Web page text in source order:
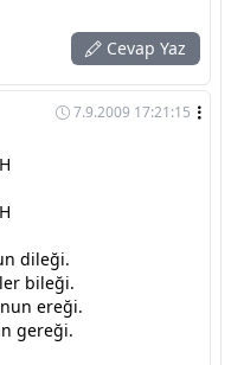
Cevap Yaz
7.9.2009 17:21:15
dileği.
bileği.
ereği.
gereği.